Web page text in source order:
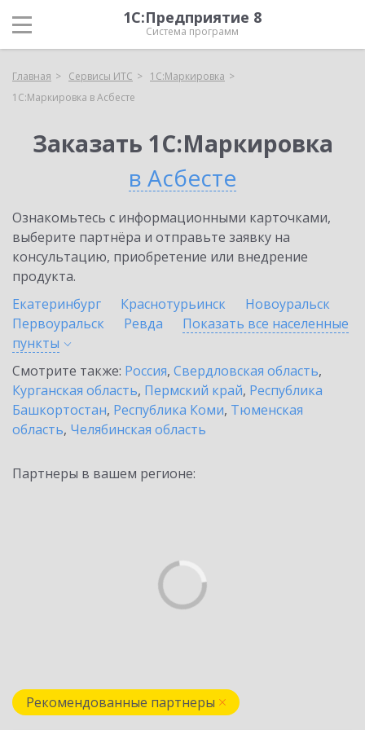
1С:Предприятие 8
Система программ
Главная Сервисы ИТС
1С:Маркировка
1С:Маркировка в Асбесте
Заказать 1С:Маркировка
в Асбесте
Ознакомьтесь с информационными карточками,
выберите партнёра и отправьте заявку на
консультацию, приобретение или внедрение
продукта.
Екатеринбург
Краснотурьинск
Новоуральск
Первоуральск
Ревда
Показать все населенные
пункты
Смотрите также: Россия, Свердловская область,
Курганская область, Пермский край, Республика
Башкортостан, Республика Коми, Тюменская
область, Челябинская область
Партнеры в вашем регионе:
Рекомендованные партнеры